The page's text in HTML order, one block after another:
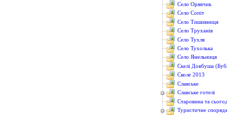
Село Орявчик
Село Сопіт
Село Тишивниця
Село Труханів
Село Тухля
Село Тухолька
Село Ямельниця
Скелі Довбуша
Сколе 2013
Славське
Славське готелі
Старовина та
Туристичне